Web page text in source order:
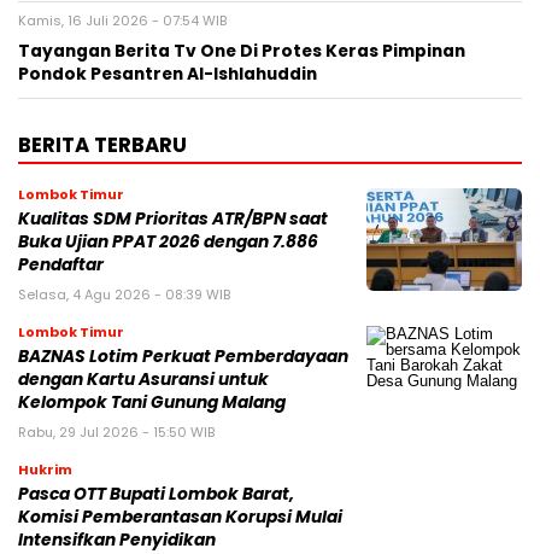
Kamis, 16 Juli 2026 - 07:54 WIB
Tayangan Berita Tv One Di Protes Keras Pimpinan
Pondok Pesantren Al-Ishlahuddin
BERITA TERBARU
Lombok Timur
Kualitas SDM Prioritas ATR/BPN saat
Buka Ujian PPAT 2026 dengan 7.886
Pendaftar
Selasa, 4 Agu 2026 - 08:39 WIB
Lombok Timur
BAZNAS Lotim Perkuat Pemberdayaan
dengan Kartu Asuransi untuk
Kelompok Tani Gunung Malang
Rabu, 29 Jul 2026 - 15:50 WIB
Hukrim
Pasca OTT Bupati Lombok Barat,
Komisi Pemberantasan Korupsi Mulai
Intensifkan Penyidikan